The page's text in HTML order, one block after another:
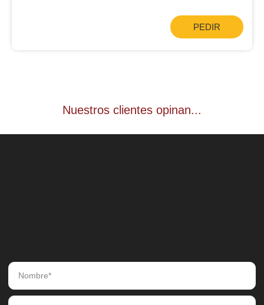
PEDIR
Nuestros clientes opinan...